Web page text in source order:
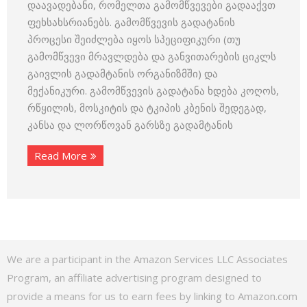
დაავადებანი, რომელთა გამომწვევები გადააქვთ
ფეხსახსრიანებს. გამომწვევის გადატანის
პროცესი შეიძლება იყოს სპეციფიკური (თუ
გამომწვევი მრავლდება და განვითარების ციკლს
გაივლის გადამტანის ორგანიზმში) და
მექანიკური. გამომწვევის გადატანა ხდება კოღოს,
რწყილის, მოსკიტის და ტკიპის კბენის შედეგად,
კანსა და ლორწოვან გარსზე გადამტანის
Read More
We are a participant in the Amazon Services LLC Associates
Program, an affiliate advertising program designed to
provide a means for us to earn fees by linking to Amazon.com